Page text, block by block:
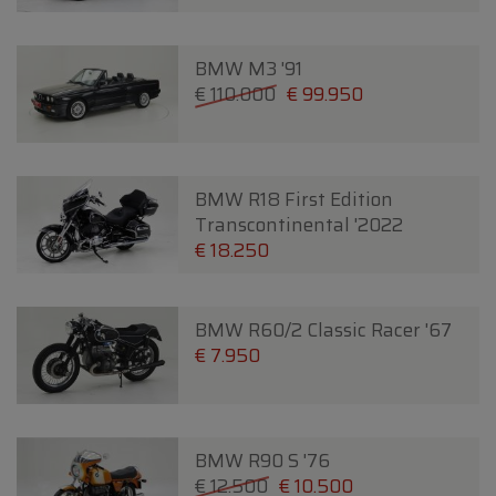
BMW M3 '91
€ 110.000 € 99.950
BMW R18 First Edition
Transcontinental '2022
€ 18.250
BMW R60/2 Classic Racer '67
€ 7.950
BMW R90 S '76
€ 12.500 € 10.500